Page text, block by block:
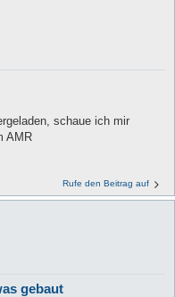
schaue ich mir
AMR
Rufe den Beitrag auf
gebaut